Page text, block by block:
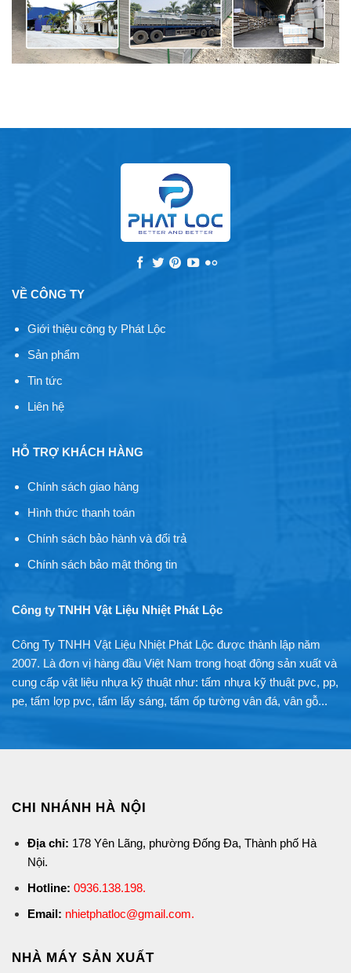
VỀ CÔNG TY
Giới thiệu công ty Phát Lộc
Sản phẩm
Tin tức
Liên hệ
HỖ TRỢ KHÁCH HÀNG
Chính sách giao hàng
Hình thức thanh toán
Chính sách bảo hành và đổi trả
Chính sách bảo mật thông tin
Công ty TNHH Vật Liệu Nhiệt Phát Lộc
Công Ty TNHH Vật Liệu Nhiệt Phát Lộc được thành lập năm
2007. Là đơn vị hàng đầu Việt Nam trong hoạt động sản xuất và
cung cấp vật liệu nhựa kỹ thuật như: tấm nhựa kỹ thuật pvc, pp,
pe, tấm lợp pvc, tấm lấy sáng, tấm ốp tường vân đá, vân gỗ...
CHI NHÁNH HÀ NỘI
Địa chỉ: 178 Yên Lãng, phường Đống Đa, Thành phố Hà
Nội.
Hotline: 0936.138.198.
Email: nhietphatloc@gmail.com.
NHÀ MÁY SẢN XUẤT